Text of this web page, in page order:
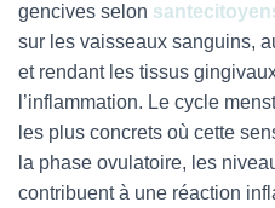
gencives selon
sur les vaisseaux sanguins,
et rendant les tissus
l’inflammation. Le cycle
les plus concrets où cette
la phase ovulatoire, les
contribuent à une réaction